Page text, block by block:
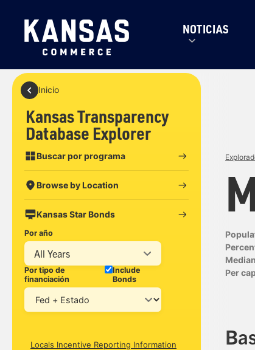
NOTICIAS
Inicio
Kansas Transparency
Database Explorer
Buscar por programa
Browse by Location
Kansas Star Bonds
Por año
All Years
Por tipo de
financiación
Include
Bonds
Locals Incentive Reporting Information
Per